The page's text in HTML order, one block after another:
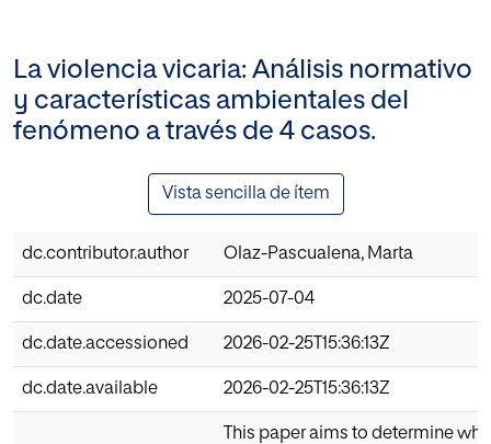
La violencia vicaria: Análisis normativo
y características ambientales del
fenómeno a través de 4 casos.
Vista sencilla de ítem
dc.contributor.author Olaz-Pascualena, Marta
dc.date 2025-07-04
dc.date.accessioned 2026-02-25T15:36:13Z
dc.date.available 2026-02-25T15:36:13Z
This paper aims to determine